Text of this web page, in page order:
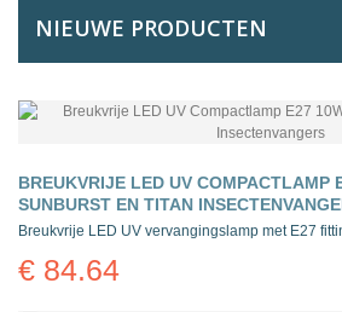
NIEUWE PRODUCTEN
BREUKVRIJE LED UV COMPACTLAMP
SUNBURST EN TITAN
Breukvrije LED UV vervangingslamp met E27
€ 84.64